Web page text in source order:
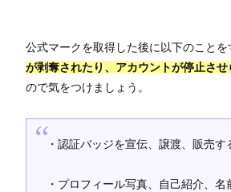
公式マークを取得した後に以下のことを
が剥奪されたり、アカウントが停止さ
ので気をつけましょう。
・認証バッジを宣伝、譲渡、販売す
・プロフィール写真、自己紹介、名